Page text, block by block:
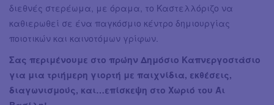
διεθνές στερέωμα, με όραμα, το Καστελλόριζο να
καθιερωθεί σε ένα παγκόσμιο κέντρο δημιουργίας
ποιοτικών και καινοτόμων γρίφων.
Σας περιμένουμε στο πρώην Δημόσιο Καπνεργοστάσιο
για μια τριήμερη γιορτή με παιχνίδια, εκθέσεις,
διαγωνισμούς, και…επίσκεψη στο Χωριό του Άι